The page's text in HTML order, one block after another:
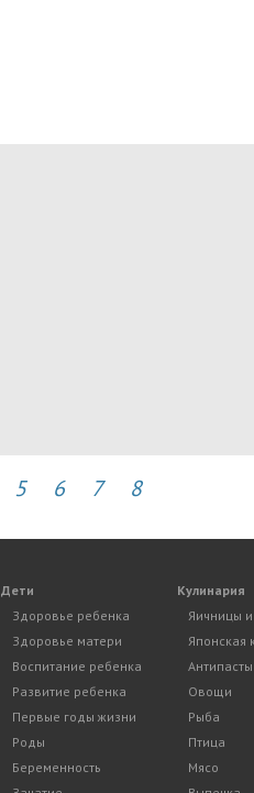
5 6 7 8
Дети
Здоровье ребенка
Здоровье матери
Воспитание ребенка
Развитие ребенка
Первые годы жизни
Роды
Беременность
Кулинария
Яичницы
Японская
Антипасты
Овощи
Рыба
Птица
Мясо